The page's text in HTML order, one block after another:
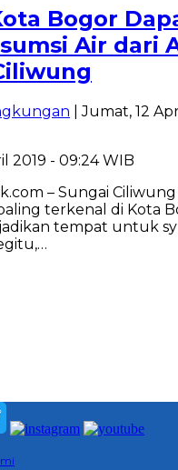
Bogor
Air dari
| Jumat, 12
2019 - 09:24 WIB
– Sungai
terkenal di Kota
tempat untuk